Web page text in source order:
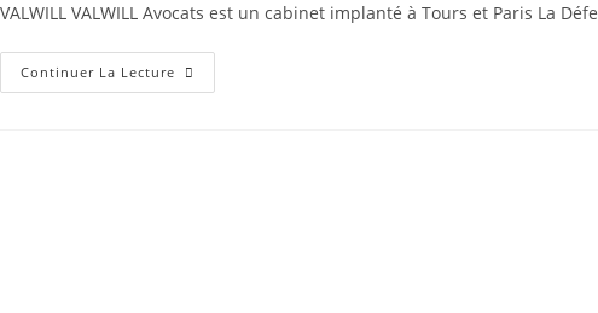
VALWILL VALWILL Avocats est un cabinet implanté à Tours et Paris La
Continuer La Lecture Avocats
Affaires